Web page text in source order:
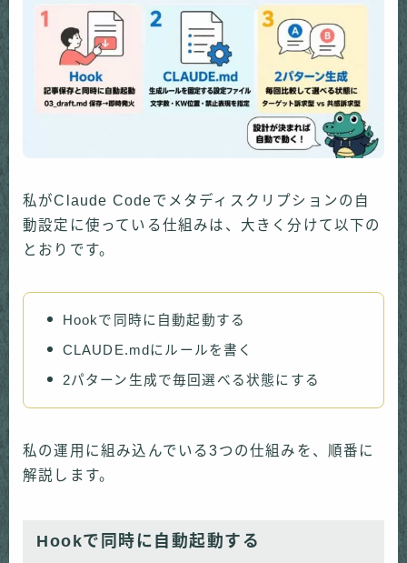
私がClaude Codeでメタディスクリプションの自
動設定に使っている仕組みは、大きく分けて以下の
とおりです。
Hookで同時に自動起動する
CLAUDE.mdにルールを書く
2パターン生成で毎回選べる状態にする
私の運用に組み込んでいる3つの仕組みを、順番に
解説します。
Hookで同時に自動起動する